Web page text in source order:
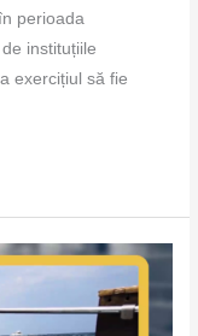
perioada
instituțiile
exercițiul să fie